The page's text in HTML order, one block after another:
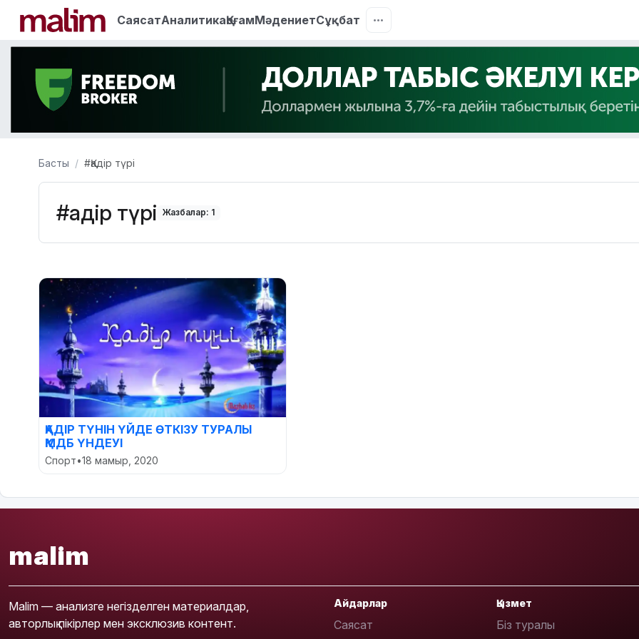
СаясатАналитикаҚоғамМәдениетСұқбат
Басты #Қадір түрі
#Қадір түрі Жазбалар: 1
ҚАДІР ТҮНІН ҮЙДЕ ӨТКІЗУ ТУРАЛЫ
ҚМДБ ҮНДЕУІ
Спорт•18 мамыр, 2020
malim
Malim — анализге негізделген материалдар,
авторлық пікірлер мен эксклюзив контент.
Айдарлар
Саясат
Қызмет
Біз туралы